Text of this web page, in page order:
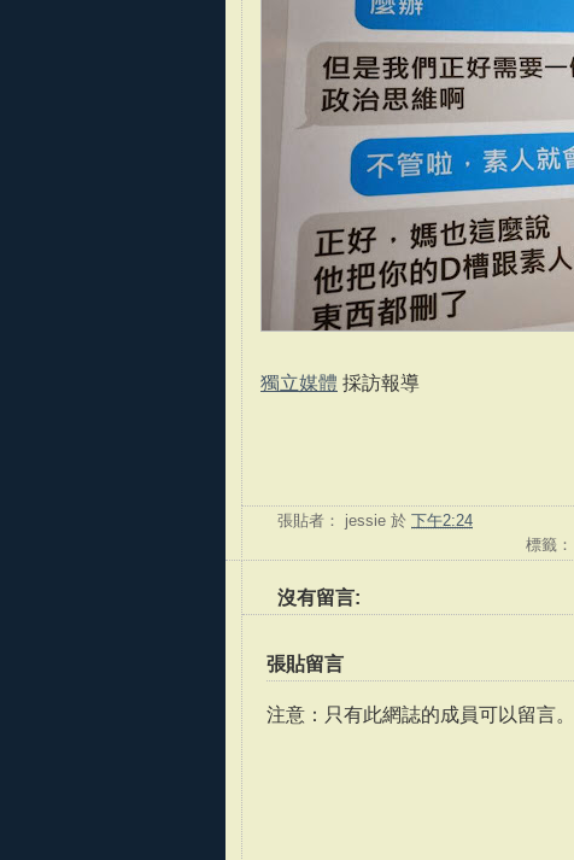
獨立媒體 採訪報導
張貼者： jessie 於 下午2:24
標籤：
沒有留言:
張貼留言
注意：只有此網誌的成員可以留言。